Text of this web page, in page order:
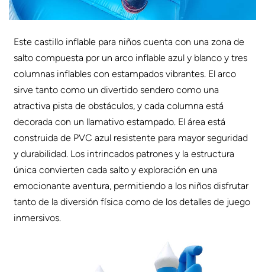
Este castillo inflable para niños cuenta con una zona de
salto compuesta por un arco inflable azul y blanco y tres
columnas inflables con estampados vibrantes. El arco
sirve tanto como un divertido sendero como una
atractiva pista de obstáculos, y cada columna está
decorada con un llamativo estampado. El área está
construida de PVC azul resistente para mayor seguridad
y durabilidad. Los intrincados patrones y la estructura
única convierten cada salto y exploración en una
emocionante aventura, permitiendo a los niños disfrutar
tanto de la diversión física como de los detalles de juego
inmersivos.